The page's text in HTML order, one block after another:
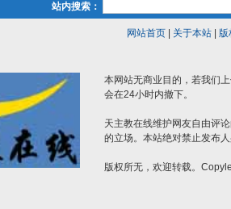
站内搜索：
网站首页| 关于本站| 版
本网站无商业目的，若我们
会在24小时内撤下。
天主教在线维护网友自由评
的立场。本站绝对禁止发布
版权所无，欢迎转载。